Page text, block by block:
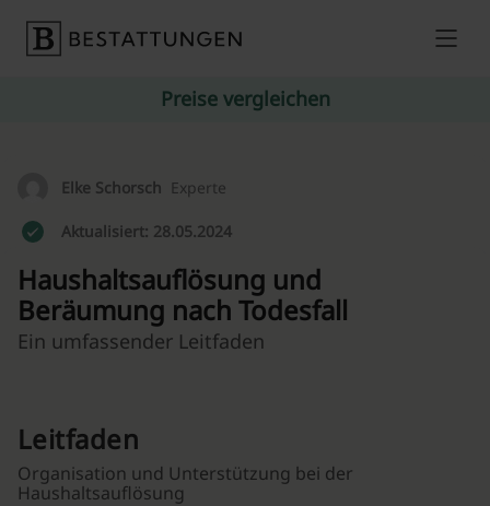
Preise vergleichen
Elke Schorsch Experte
Aktualisiert: 28.05.2024
Haushaltsauflösung und
Beräumung nach Todesfall
Ein umfassender Leitfaden
Leitfaden
Organisation und Unterstützung bei der
Haushaltsauflösung